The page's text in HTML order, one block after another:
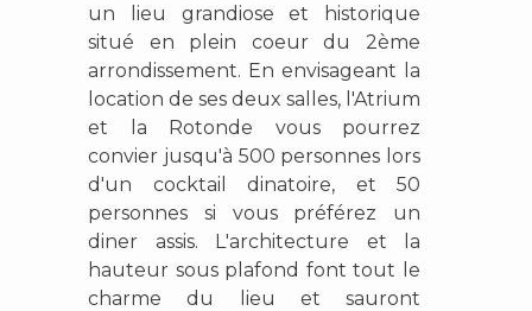
un lieu grandiose et historique
situé en plein coeur du 2ème
arrondissement. En envisageant la
location de ses deux salles, l'Atrium
et la Rotonde vous pourrez
convier jusqu'à 500 personnes lors
d'un cocktail dinatoire, et 50
personnes si vous préférez un
diner assis. L'architecture et la
hauteur sous plafond font tout le
charme du lieu et sauront